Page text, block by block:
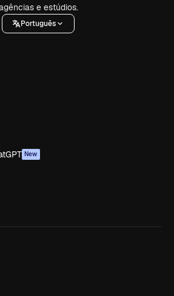
e estúdios.
Português
New